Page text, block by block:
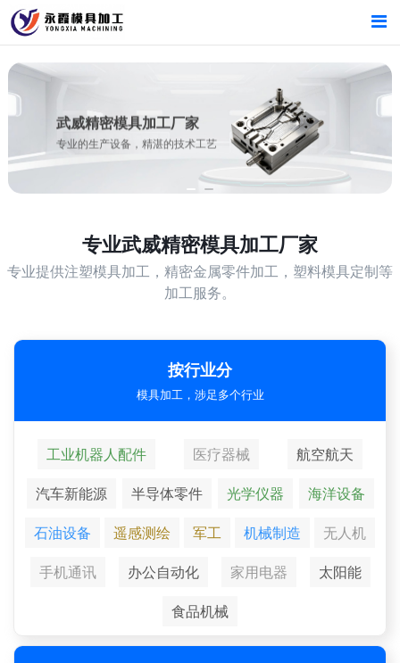
首页
产品中心
新闻中心
首页
产品中心
新闻中心
武威精密模具加工厂家
专业的生产设备，精湛的技术工艺
专业武威精密模具加工厂家
专业提供注塑模具加工，精密金属零件加工，塑料模具定制等
加工服务。
按行业分
模具加工，涉足多个行业
工业机器人配件 医疗器械
航空航天
汽车新能源
半导体零件 光学仪器
海洋设备
石油设备
遥感测绘 军工 机械制造
无人机
手机通讯
办公自动化 家用电器
太阳能
食品机械